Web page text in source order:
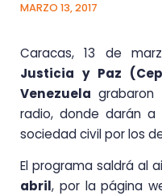
MARZO 13, 2017
Caracas, 13 de
Justicia y Paz
Venezuela grabaron
radio, donde darán
sociedad civil por los
El programa saldrá al
abril, por la página